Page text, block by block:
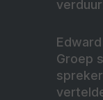
Groep